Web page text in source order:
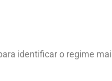
identificar o regime